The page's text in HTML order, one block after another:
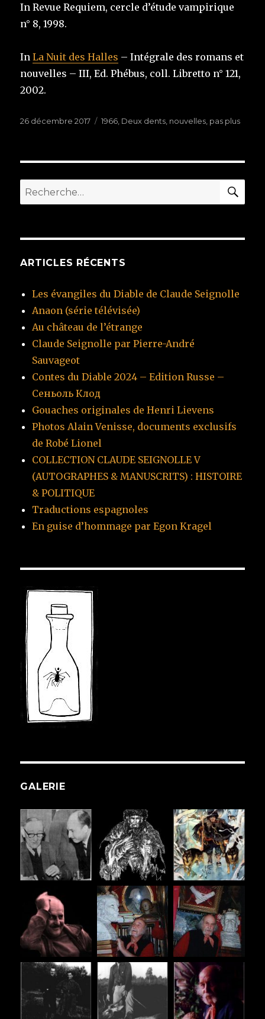
In Revue Requiem, cercle d’étude vampirique
n° 8, 1998.
InLa Nuit des Halles – Intégrale des romans et
nouvelles – III, Ed. Phébus, coll. Libretto n° 121,
2002.
Publié
26 décembre 2017 Étiquettes
1966 Deux dents nouvelles pas plus
Recherche
pour
ARTICLES RÉCENTS
Les évangiles du Diable de Claude Seignolle
Anaon (série télévisée)
Au château de l’étrange
Claude Seignolle par Pierre-André
Sauvageot
Contes du Diable 2024 – Edition Russe –
Сеньоль Клод
Gouaches originales de Henri Lievens
Photos Alain Venisse, documents exclusifs
de Robé Lionel
COLLECTION CLAUDE SEIGNOLLE V
(AUTOGRAPHES & MANUSCRITS) : HISTOIRE
& POLITIQUE
Traductions espagnoles
En guise d’hommage par Egon Kragel
GALERIE